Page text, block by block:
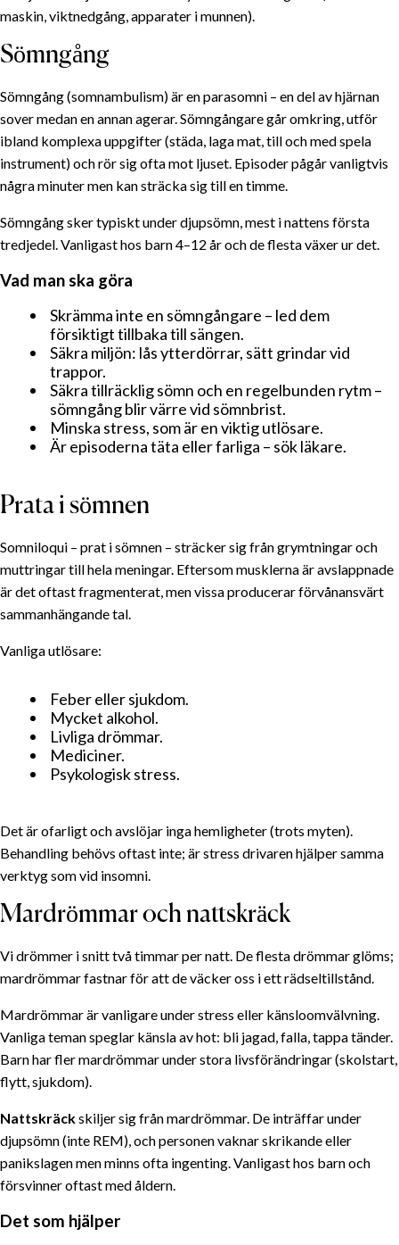
maskin, viktnedgång, apparater i munnen).
Sömngång
Sömngång (somnambulism) är en parasomni – en del av hjärnan
sover medan en annan agerar. Sömngångare går omkring, utför
ibland komplexa uppgifter (städa, laga mat, till och med spela
instrument) och rör sig ofta mot ljuset. Episoder pågår vanligtvis
några minuter men kan sträcka sig till en timme.
Sömngång sker typiskt under djupsömn, mest i nattens första
tredjedel. Vanligast hos barn 4–12 år och de flesta växer ur det.
Vad man ska göra
Skrämma inte en sömngångare – led dem
försiktigt tillbaka till sängen.
Säkra miljön: lås ytterdörrar, sätt grindar vid
trappor.
Säkra tillräcklig sömn och en regelbunden rytm –
sömngång blir värre vid sömnbrist.
Minska stress, som är en viktig utlösare.
Är episoderna täta eller farliga – sök läkare.
Prata i sömnen
Somniloqui – prat i sömnen – sträcker sig från grymtningar och
muttringar till hela meningar. Eftersom musklerna är avslappnade
är det oftast fragmenterat, men vissa producerar förvånansvärt
sammanhängande tal.
Vanliga utlösare:
Feber eller sjukdom.
Mycket alkohol.
Livliga drömmar.
Mediciner.
Psykologisk stress.
Det är ofarligt och avslöjar inga hemligheter (trots myten).
Behandling behövs oftast inte; är stress drivaren hjälper samma
verktyg som vid insomni.
Mardrömmar och nattskräck
Vi drömmer i snitt två timmar per natt. De flesta drömmar glöms;
mardrömmar fastnar för att de väcker oss i ett rädsel­tillstånd.
Mardrömmar är vanligare under stress eller känslo­omvälvning.
Vanliga teman speglar känsla av hot: bli jagad, falla, tappa tänder.
Barn har fler mardrömmar under stora livsförändringar (skolstart,
flytt, sjukdom).
Nattskräckskiljer sig från mardrömmar. De inträffar under
djupsömn (inte REM), och personen vaknar skrikande eller
panikslagen men minns ofta ingenting. Vanligast hos barn och
försvinner oftast med åldern.
Det som hjälper
Det som hjälper
Varför det händer
Varför kvinnor drabbas oftare
Snarkning: varför vi snarkar och när man ska oroa sig
Varför vi snarkar
När söka hjälp
Sömngång
Vad man ska göra
Mardrömmar och nattskräck
Det som hjälper
När söka professionell hjälp